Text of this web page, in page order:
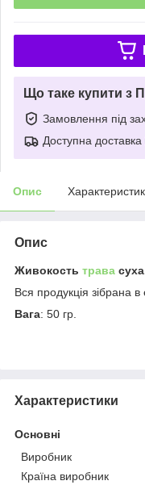
Що таке купити з
Замовлення під
Доступна доставка
Опис
Опис
Живокость трава
Вся продукція зібрана в
Вага: 50 гр.
Характеристики
Основні
Виробник
Країна виробник